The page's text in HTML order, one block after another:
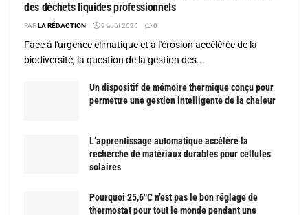
des déchets liquides professionnels
PAR LA RÉDACTION 9 août 2026 0
Face à l'urgence climatique et à l'érosion accélérée de la
biodiversité, la question de la gestion des...
Un dispositif de mémoire thermique conçu pour
permettre une gestion intelligente de la chaleur
L’apprentissage automatique accélère la
recherche de matériaux durables pour cellules
solaires
Pourquoi 25,6°C n’est pas le bon réglage de
thermostat pour tout le monde pendant une